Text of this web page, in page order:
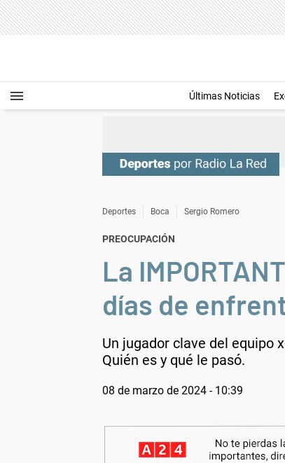
Últimas Noticias
Deportes Boca Sergio Romero
PREOCUPACIÓN
La
días de
Un jugador clave del equipo
Quién es y qué le pasó.
08 de marzo de 2024 - 10:39